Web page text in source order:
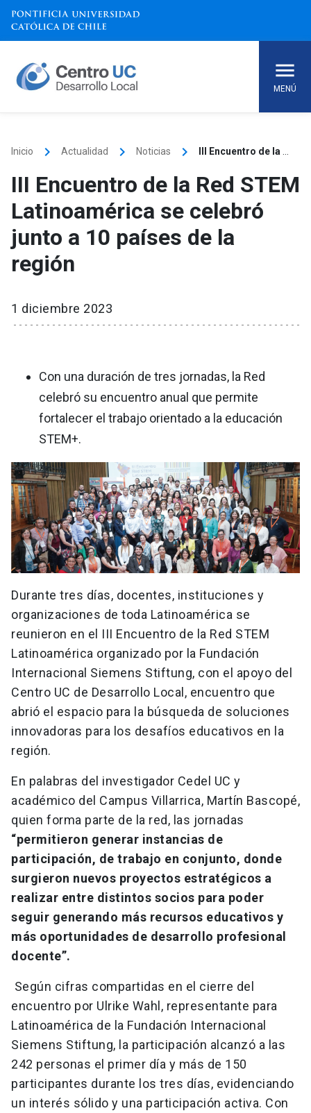
Skip
content
MENÚ
Inicio keyboard_arrow_right Actualidad keyboard_arrow_right Noticias keyboard_arrow_right
III Encuentro de la Red STEM
Latinoamérica se celebró
junto a 10 países de la
región
1 diciembre 2023
Con una duración de tres jornadas, la Red
celebró su encuentro anual que permite
fortalecer el trabajo orientado a la educación
STEM+.
Durante tres días, docentes, instituciones y
organizaciones de toda Latinoamérica se
reunieron en el III Encuentro de la Red STEM
Latinoamérica organizado por la Fundación
Internacional Siemens Stiftung, con el apoyo del
Centro UC de Desarrollo Local, encuentro que
abrió el espacio para la búsqueda de soluciones
innovadoras para los desafíos educativos en la
región.
En palabras del investigador Cedel UC y
académico del Campus Villarrica, Martín Bascopé,
quien forma parte de la red, las jornadas
“permitieron generar instancias de
participación, de trabajo en conjunto, donde
surgieron nuevos proyectos estratégicos a
realizar entre distintos socios para poder
seguir generando más recursos educativos y
más oportunidades de desarrollo profesional
docente”.
Según cifras compartidas en el cierre del
encuentro por Ulrike Wahl, representante para
Latinoamérica de la Fundación Internacional
Siemens Stiftung, la participación alcanzó a las
242 personas el primer día y más de 150
participantes durante los tres días, evidenciando
un interés sólido y una participación activa. Con